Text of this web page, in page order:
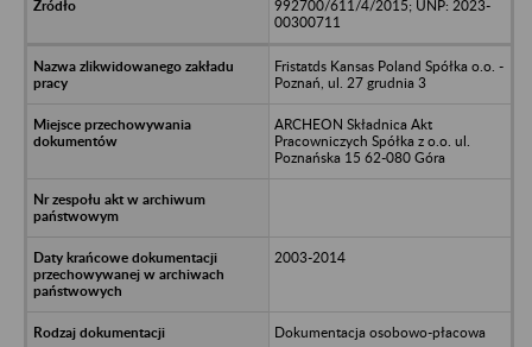
992700/611/4/2015; UNP: 2023-
00300711
Fristatds Kansas Poland Spółka o.o. -
Poznań, ul. 27 grudnia 3
ARCHEON Składnica Akt
Pracowniczych Spółka z o.o. ul.
Poznańska 15 62-080 Góra
2003-2014
Dokumentacja osobowo-płacowa